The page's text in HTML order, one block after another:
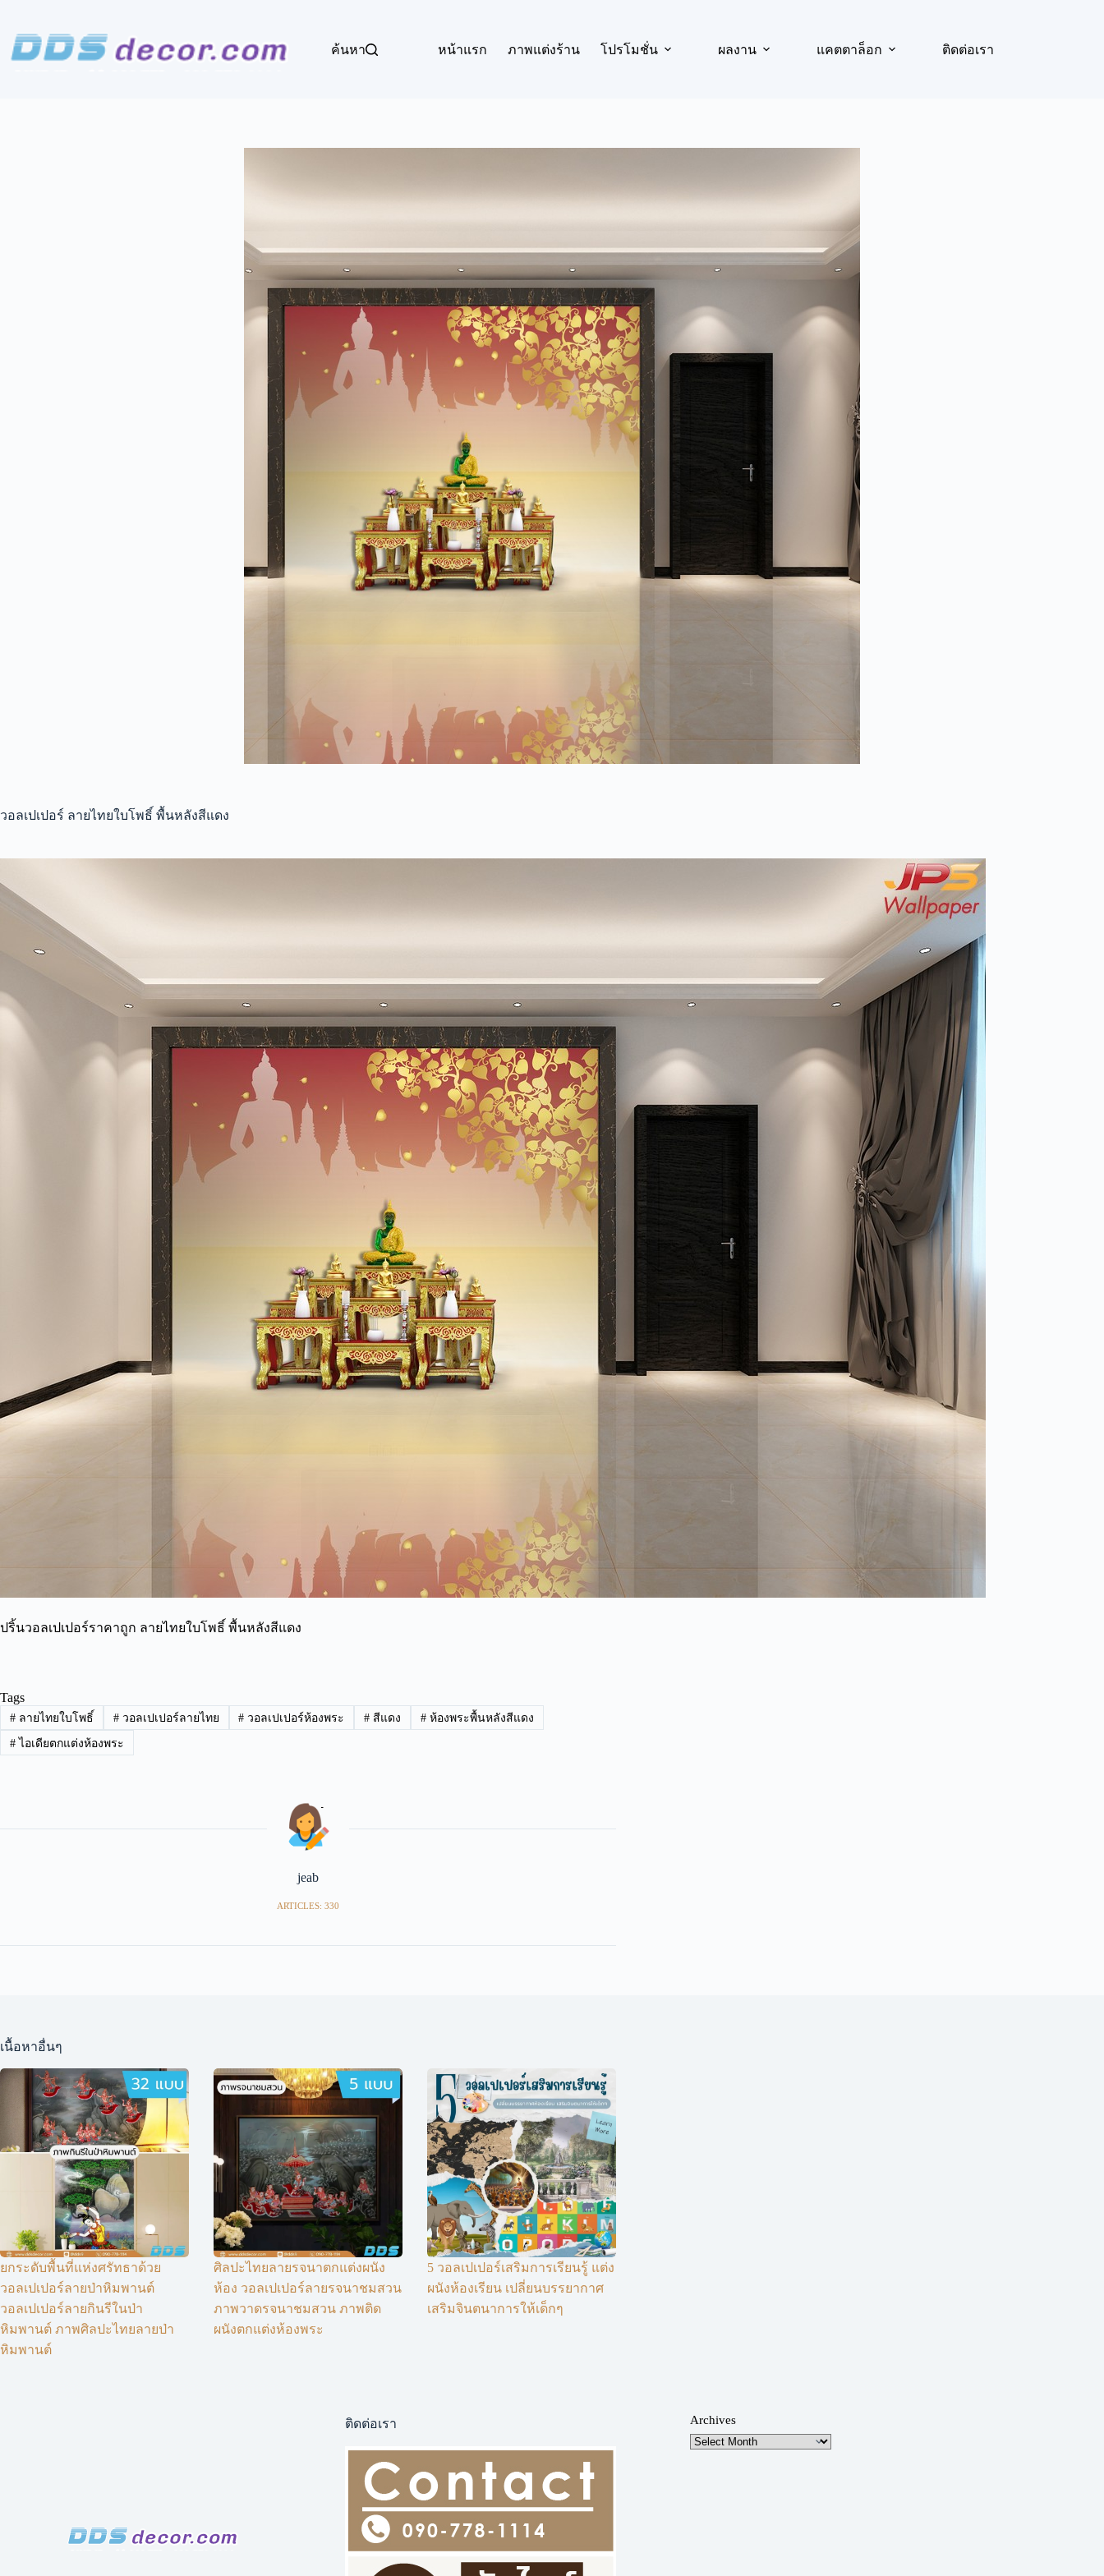
content
ค้นหา
หน้าแรก ภาพแต่งร้าน โปรโมชั่น ผลงาน แคตตาล็อก ติดต่อเรา
วอลเปเปอร์ ลายไทยใบโพธิ์ พื้นหลังสีแดง
ปริ้นวอลเปเปอร์ราคาถูก ลายไทยใบโพธิ์ พื้นหลังสีแดง
Tags
#ลายไทยใบโพธิ์ #วอลเปเปอร์ลายไทย # วอลเปเปอร์ห้องพระ # สีแดง # ห้องพระพื้นหลังสีแดง
#ไอเดียตกแต่งห้องพระ
jeab
ARTICLES: 330
เนื้อหาอื่นๆ
ยกระดับพื้นที่แห่งศรัทธาด้วย
วอลเปเปอร์ลายป่าหิมพานต์
วอลเปเปอร์ลายกินรีในป่า
หิมพานต์ ภาพศิลปะไทยลายป่า
หิมพานต์
ศิลปะไทยลายรจนาตกแต่งผนัง
ห้อง วอลเปเปอร์ลายรจนาชมสวน
ภาพวาดรจนาชมสวน ภาพติด
ผนังตกแต่งห้องพระ
5 วอลเปเปอร์เสริมการเรียนรู้ แต่ง
ผนังห้องเรียน เปลี่ยนบรรยากาศ
เสริมจินตนาการให้เด็กๆ
ติดต่อเรา Archives